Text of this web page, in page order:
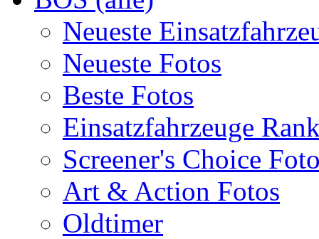
Neueste
Neueste Fotos
Beste Fotos
Einsatzfahrzeuge
Screener's Choice
Art & Action Fotos
Oldtimer